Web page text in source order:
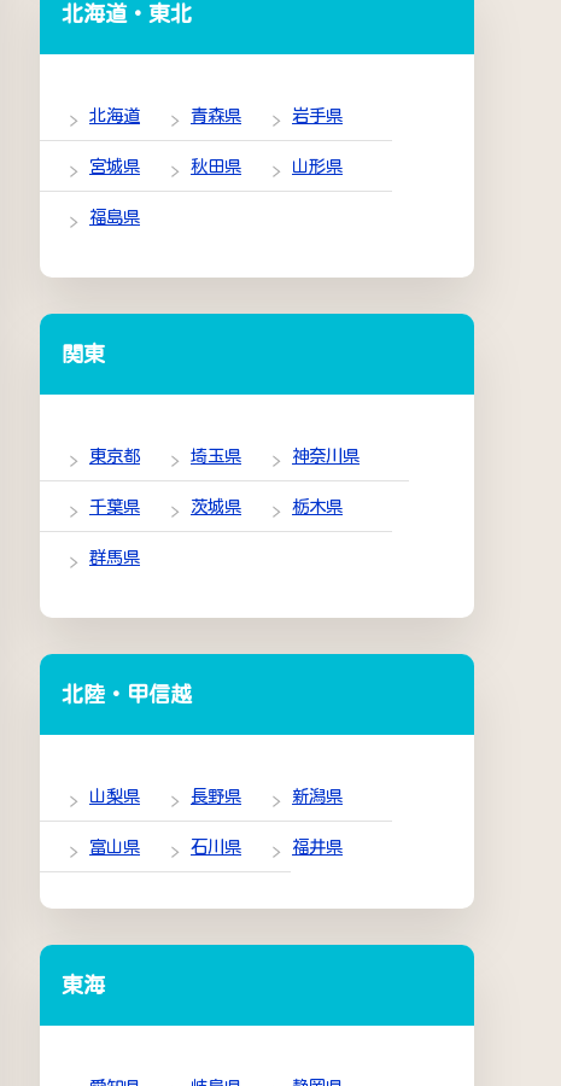
北海道・東北
北海道 青森県 岩手県
宮城県 秋田県 山形県
福島県
関東
東京都 埼玉県 神奈川県
千葉県 茨城県 栃木県
群馬県
北陸・甲信越
山梨県 長野県 新潟県
富山県 石川県 福井県
東海